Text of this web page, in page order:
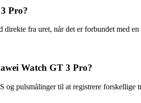
Pro?
fra uret, når det er forbundet med
Watch GT 3 Pro?
og pulsmålinger til at registrere